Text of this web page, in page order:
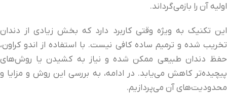
اولیه آن را بازمی‌گرداند.
این تکنیک به ویژه وقتی کاربرد دارد که بخش زیادی از دندان
تخریب شده و ترمیم ساده کافی نیست. با استفاده از اندو کراون،
حفظ دندان طبیعی ممکن شده و نیاز به کشیدن یا روش‌های
پیچیده‌تر کاهش می‌یابد. در ادامه، به بررسی این روش و مزایا و
محدودیت‌های آن می‌پردازیم.